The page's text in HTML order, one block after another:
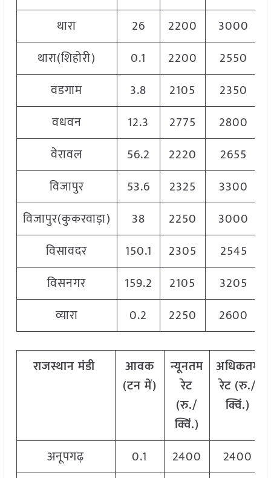
थारा
26 2200
3000
थारा(शिहोरी)
0.1 2200
2550
वडगाम
3.8 2105 2350
वधवन
12.3 2775
2800
वेरावल
56.2 2220
2655
विजापुर
53.6 2325
3300
विजापुर(कुकरवाड़ा)
38 2250
3000
विसावदर
150.1 2305
2545
विसनगर
159.2 2105
3205
व्यारा
0.2 2250 2600
राजस्थानमंडी
आवक
(टनमें)
न्यूनतम
रेट
(रु./
क्विं.)
अधिकतम
रेट (रु./
क्विं.)
अनूपगढ़ 0.1 2400
2400